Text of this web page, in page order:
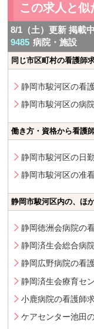
この求人と似
8/1（土）更新 掲載
9485 病院・施設
同じ市区町村の看護師
静岡市駿河区の看
静岡市駿河区の病
働き方・資格から看護
静岡市駿河区の日
静岡市駿河区の准
静岡市駿河区内の、ほ
静岡徳洲会病院の
静岡済生会総合病
静岡広野病院の看
静岡済生会療育セ
小鹿病院の看護師
ケアセンター池田